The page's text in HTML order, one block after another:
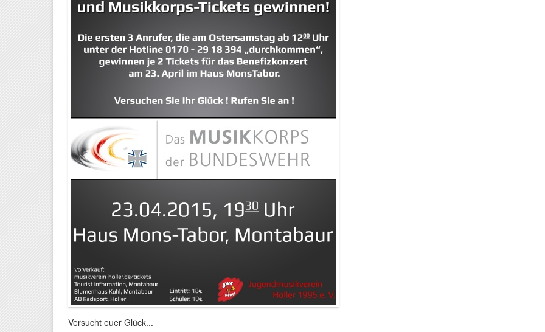
Versucht euer Glück...